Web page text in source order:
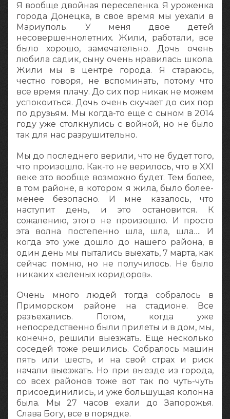
Я вообще двойная переселенка. Я уроженка
города Донецка, в свое время мы уехали в
Мариуполь. У меня двое детей
несовершеннолетних. Жили, работали, все
было хорошо, замечательно. Дочь очень
любила садик, сыну очень нравилась школа.
Жили мы в центре города. Я стараюсь,
честно говоря, не вспоминать, потому что
все время плачу. До сих пор никак не можем
успокоиться. Дочь очень скучает до сих пор
по друзьям. Мы когда-то еще с сыном в 2014
году уже столкнулись с войной, но не было
так для нас разрушительно.
Мы до последнего верили, что не будет того,
что произошло. Как-то не верилось, что в XXI
веке это вообще возможно будет. Тем более,
в том районе, в котором я жила, было более-
менее безопасно. И мне казалось, что
наступит день, и это остановится. К
сожалению, этого не произошло. И просто
эта волна постепенно шла, шла, шла…. И
когда это уже дошло до нашего района, в
один день мы пытались выехать, 7 марта, как
сейчас помню, но не получилось. Не было
никаких «зеленых коридоров».
Очень много людей тогда собралось в
Приморском районе на стадионе. Все
разъехались. Потом, когда уже
непосредственно были прилеты и в дом, мы,
конечно, решили выезжать. Еще несколько
соседей тоже решились. Собралось машин
пять или шесть, и на свой страх и риск
начали выезжать. Но при выезде из города,
со всех районов тоже вот так по чуть-чуть
присоединились, и уже большущая колонна
была. Мы 27 часов ехали до Запорожья.
Слава Богу, все в порядке.